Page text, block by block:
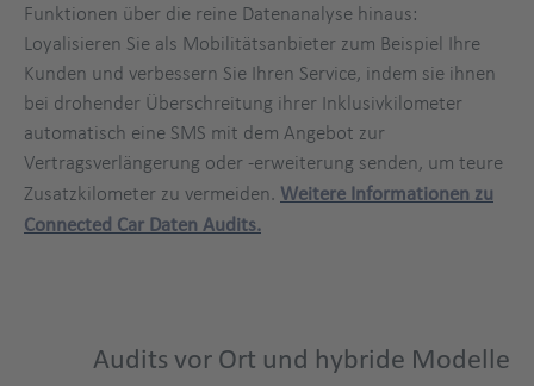
Funktionen über die reine Datenanalyse hinaus:
Loyalisieren Sie als Mobilitätsanbieter zum Beispiel Ihre
Kunden und verbessern Sie Ihren Service, indem sie ihnen
bei drohender Überschreitung ihrer Inklusivkilometer
automatisch eine SMS mit dem Angebot zur
Vertragsverlängerung oder -erweiterung senden, um teure
Zusatzkilometer zu vermeiden. Weitere Informationen zu
Connected Car Daten Audits.
Audits vor Ort und hybride Modelle